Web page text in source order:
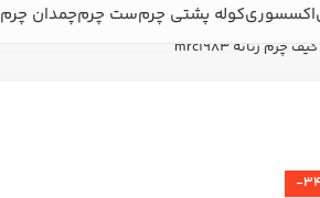
اکسسوریکوله پشتی چرمست چرمچمدان چرم
کیف چرم زنانه mrc1983
-